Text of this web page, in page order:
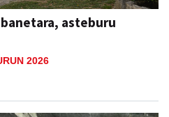
asteburu
2026